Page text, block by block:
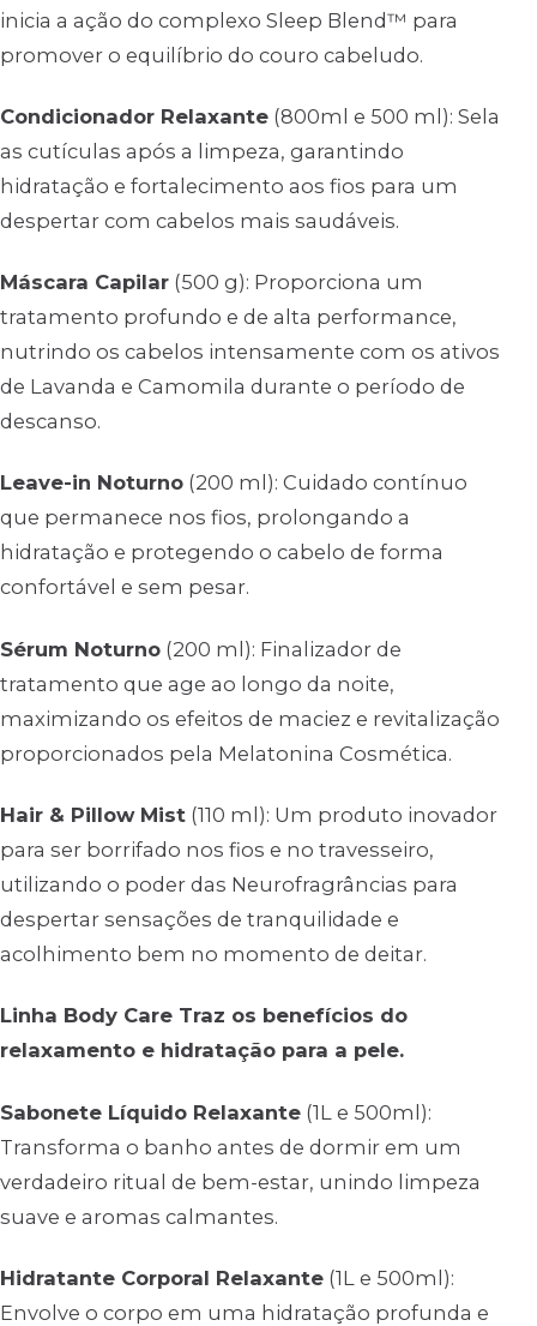
inicia a ação do complexo Sleep Blend™ para
promover o equilíbrio do couro cabeludo.
Condicionador Relaxante (800ml e 500 ml): Sela
as cutículas após a limpeza, garantindo
hidratação e fortalecimento aos fios para um
despertar com cabelos mais saudáveis.
Máscara Capilar (500 g): Proporciona um
tratamento profundo e de alta performance,
nutrindo os cabelos intensamente com os ativos
de Lavanda e Camomila durante o período de
descanso.
Leave-in Noturno (200 ml): Cuidado contínuo
que permanece nos fios, prolongando a
hidratação e protegendo o cabelo de forma
confortável e sem pesar.
Sérum Noturno (200 ml): Finalizador de
tratamento que age ao longo da noite,
maximizando os efeitos de maciez e revitalização
proporcionados pela Melatonina Cosmética.
Hair & Pillow Mist (110 ml): Um produto inovador
para ser borrifado nos fios e no travesseiro,
utilizando o poder das Neurofragrâncias para
despertar sensações de tranquilidade e
acolhimento bem no momento de deitar.
Linha Body Care Traz os benefícios do
relaxamento e hidratação para a pele.
Sabonete Líquido Relaxante (1L e 500ml):
Transforma o banho antes de dormir em um
verdadeiro ritual de bem-estar, unindo limpeza
suave e aromas calmantes.
Hidratante Corporal Relaxante (1L e 500ml):
Envolve o corpo em uma hidratação profunda e